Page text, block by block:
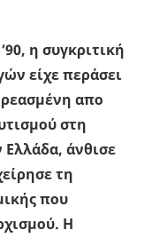
η συγκριτική
είχε περάσει
απο
στη
Ελλάδα, άνθισε
τη
που
Η